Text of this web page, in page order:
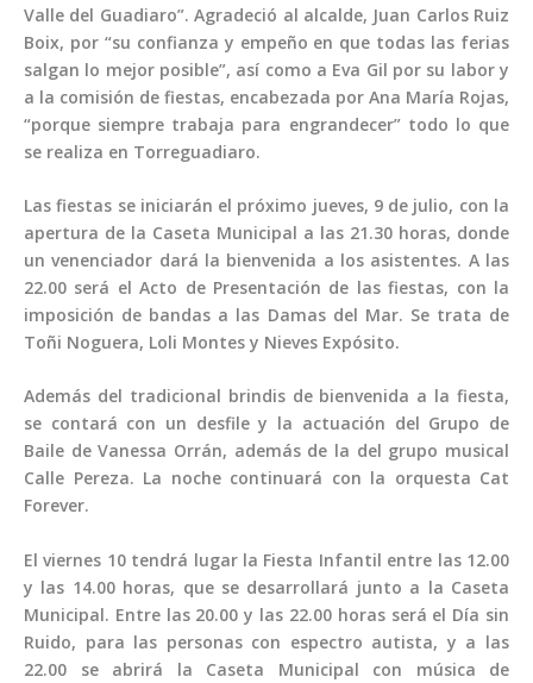
Valle del Guadiaro”. Agradeció al alcalde, Juan Carlos Ruiz
Boix, por “su confianza y empeño en que todas las ferias
salgan lo mejor posible”, así como a Eva Gil por su labor y
a la comisión de fiestas, encabezada por Ana María Rojas,
“porque siempre trabaja para engrandecer” todo lo que
se realiza en Torreguadiaro.
Las fiestas se iniciarán el próximo jueves, 9 de julio, con la
apertura de la Caseta Municipal a las 21.30 horas, donde
un venenciador dará la bienvenida a los asistentes. A las
22.00 será el Acto de Presentación de las fiestas, con la
imposición de bandas a las Damas del Mar. Se trata de
Toñi Noguera, Loli Montes y Nieves Expósito.
Además del tradicional brindis de bienvenida a la fiesta,
se contará con un desfile y la actuación del Grupo de
Baile de Vanessa Orrán, además de la del grupo musical
Calle Pereza. La noche continuará con la orquesta Cat
Forever.
El viernes 10 tendrá lugar la Fiesta Infantil entre las 12.00
y las 14.00 horas, que se desarrollará junto a la Caseta
Municipal. Entre las 20.00 y las 22.00 horas será el Día sin
Ruido, para las personas con espectro autista, y a las
22.00 se abrirá la Caseta Municipal con música de